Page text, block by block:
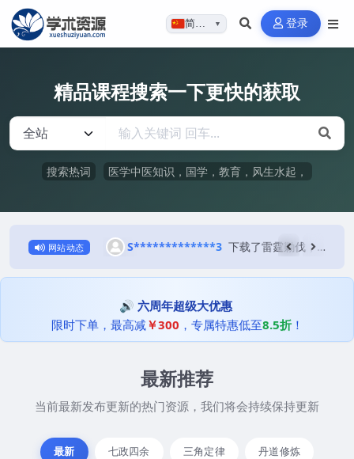
简体…▼ 登录
精品课程搜索一下更快的获取
搜索热词 医学中医知识，国学，教育，风生水起，
网站动态下载了雷霆都司诸将符法，百度网盘下载，阿里云盘下载 13 小时前
S*************3 下载了雷霆勦伐，百度网盘下载，阿里云盘下载
🔊 六周年超级大优惠
限时下单，最高减￥300 ，专属特惠低至8.5折！
最新推荐
当前最新发布更新的热门资源，我们将会持续保持更新
最新 七政四余 三角定律 丹道修炼